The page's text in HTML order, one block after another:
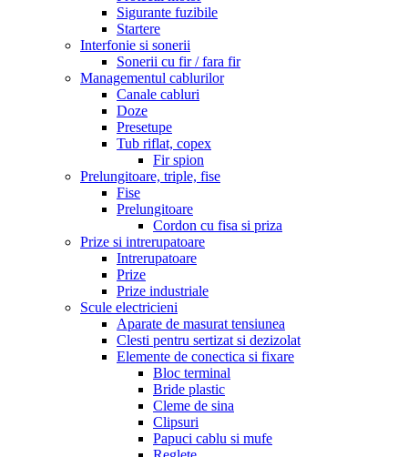
Sigurante fuzibile
Startere
Interfonie si sonerii
Sonerii cu fir / fara fir
Managementul cablurilor
Canale cabluri
Doze
Presetupe
Tub riflat, copex
Fir spion
Prelungitoare, triple, fise
Fise
Prelungitoare
Cordon cu fisa si priza
Prize si intrerupatoare
Intrerupatoare
Prize
Prize industriale
Scule electricieni
Aparate de masurat tensiunea
Clesti pentru sertizat si dezizolat
Elemente de conectica si fixare
Bloc terminal
Bride plastic
Cleme de sina
Clipsuri
Papuci cablu si mufe